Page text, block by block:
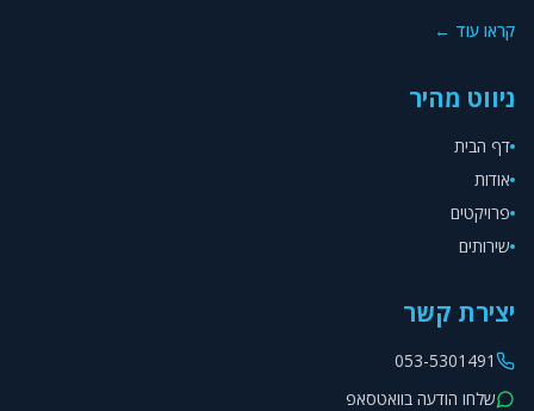
קראו עוד ←
ניווט מהיר
דף הבית
אודות
פרויקטים
שירותים
יצירת קשר
053-5301491
שלחו הודעה בוואטסאפ